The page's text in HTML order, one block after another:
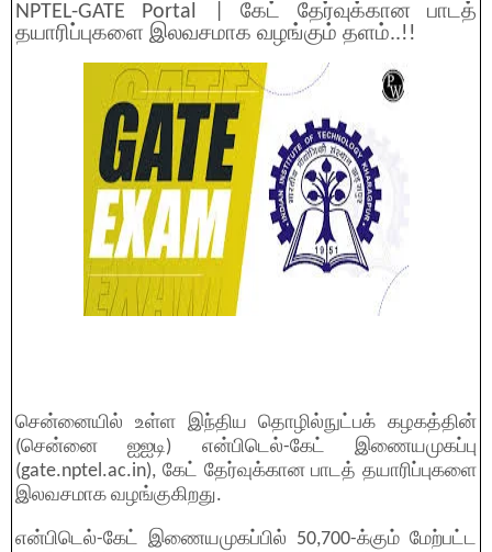
NPTEL-GATE Portal | கேட் தேர்வுக்கான பாடத்
தயாரிப்புகளை இலவசமாக வழங்கும் தளம்..!!
சென்னையில் உள்ள இந்திய தொழில்நுட்பக் கழகத்தின்
(சென்னை ஐஐடி) என்பிடெல்-கேட் இணையமுகப்பு
(gate.nptel.ac.in), கேட் தேர்வுக்கான பாடத் தயாரிப்புகளை
இலவசமாக வழங்குகிறது.
என்பிடெல்-கேட் இணையமுகப்பில் 50,700-க்கும் மேற்பட்ட